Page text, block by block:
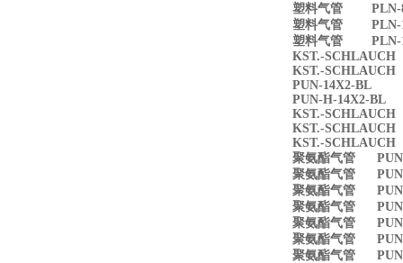
塑料气管 PLN-
塑料气管 PLN-
塑料气管 PLN-
KST.-SCHLAUCH
KST.-SCHLAUCH
PUN-14X2-BL
PUN-H-14X2-BL
KST.-
KST.-SCHLAUCH
KST.-SCHLAUCH
聚氨酯气管
聚氨酯气管
聚氨酯气管
聚氨酯气管
聚氨酯气管
聚氨酯气管
聚氨酯气管